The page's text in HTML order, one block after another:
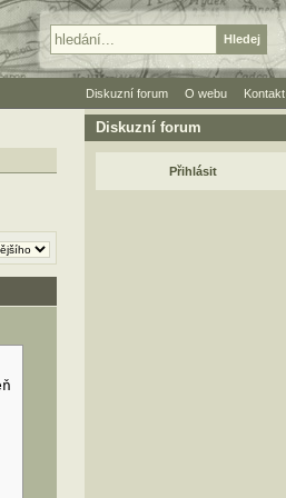
Diskuzní forum
Přihlásit
Diskuzní forum O webu Kontakt